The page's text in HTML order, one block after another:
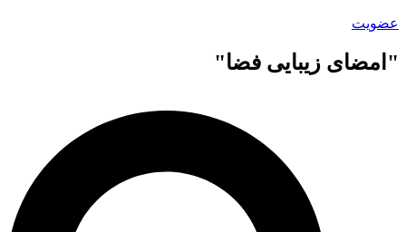
عضویت
"امضای زیبایی فضا"